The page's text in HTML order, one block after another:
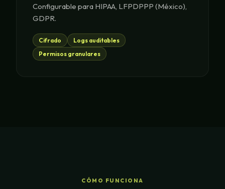
Configurable para HIPAA, LFPDPPP (México),
GDPR.
Cifrado
Logs auditables
Permisos granulares
CÓMO FUNCIONA